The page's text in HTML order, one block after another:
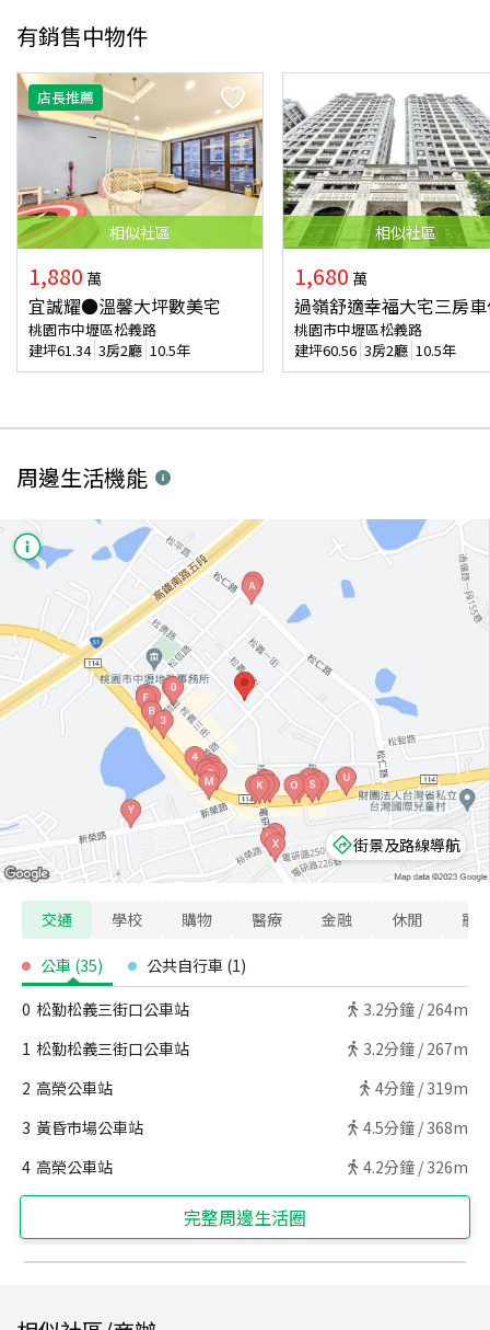
有銷售中物件
店長推薦
相似社區
1,880 萬
宜誠耀●溫馨大坪數美宅
桃園市中壢區松義路
建坪61.34 3房2廳 10.5年
相似社區
1,680 萬
過嶺舒適幸福大宅三房
桃園市中壢區松義路
建坪60.56 3房2廳 10.5年
周邊生活機能
街景及路線導航
交通 學校 購物 醫療 金融 休閒 寵
公車 (35) 公共自行車 (1)
0 松勤松義三街口公車站 3.2分鐘 / 264m
1 松勤松義三街口公車站 3.2分鐘 / 267m
2 高榮公車站 4分鐘 / 319m
3 黃昏市場公車站 4.5分鐘 / 368m
4 高榮公車站 4.2分鐘 / 326m
完整周邊生活圈